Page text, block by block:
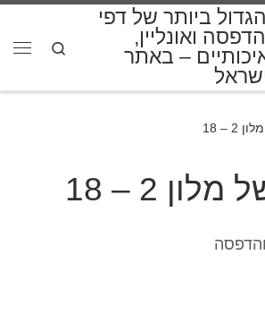
ביותר של דפי
ואונליין,
– באתר
Search
– 18
2 – 18